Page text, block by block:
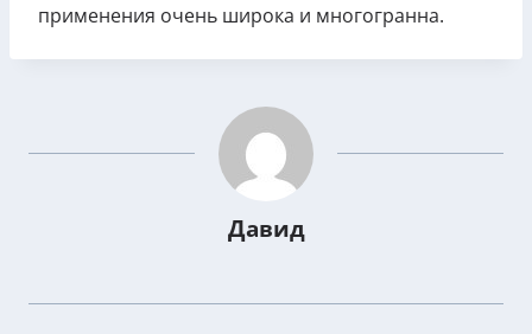
применения очень широка и многогранна.
Давид